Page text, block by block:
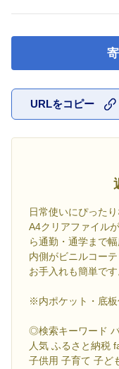
URLをコピー
日常使いにぴった
A4クリアファイル
ら通勤・通学まで
内側がビニルコー
お手入れも簡単です
※内ポケット・底板
◎検索キーワード
人気 ふるさと納税
子供用 子育て 子ど